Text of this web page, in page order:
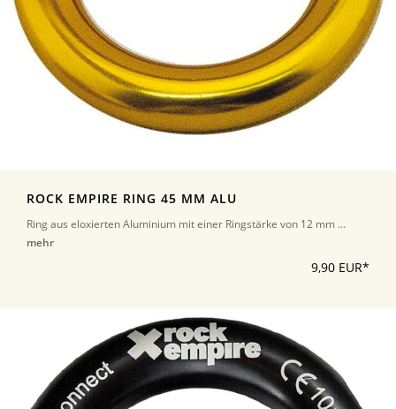
ROCK EMPIRE RING 45 MM ALU
Ring aus eloxierten Aluminium mit einer Ringstärke von 12 mm ...
mehr
9,90 EUR*